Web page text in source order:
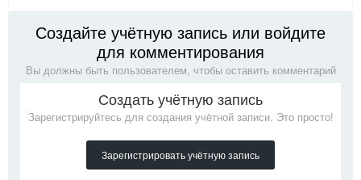
Создайте учётную запись или войдите
для комментирования
Вы должны быть пользователем, чтобы оставить комментарий
Создать учётную запись
Зарегистрируйтесь для создания учётной записи. Это просто!
Зарегистрировать учётную запись